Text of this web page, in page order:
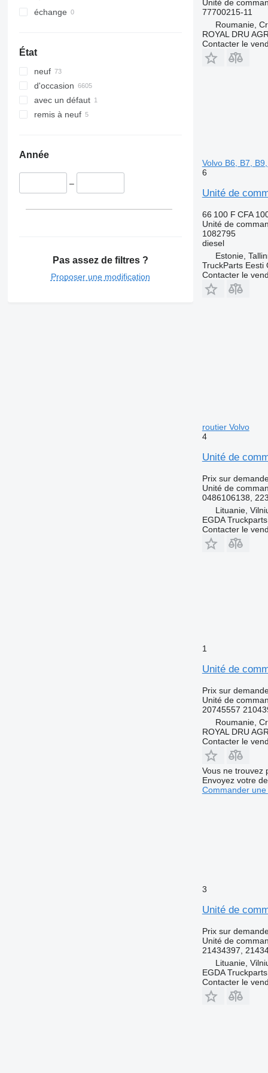
échange
État
neuf
d'occasion
avec un défaut
remis à neuf
Année
–
Pas assez de filtres ?
Proposer une modification
Unité de
77700215-11
Roumanie,
ROYAL DRU
Contacter le
Volvo B6, B7,
6
Unité de
66 100 F CFA
Unité de
1082795
diesel
Estonie,
TruckParts Eesti
Contacter le
routier Volvo
4
Unité de
Prix sur
Unité de
0486106138,
Lituanie,
EGDA Truckparts
Contacter le
1
Unité de
Prix sur
Unité de
20745557
Roumanie,
ROYAL DRU
Contacter le
Vous ne trouvez
Envoyez votre
Commander
3
Unité de
Prix sur
Unité de
21434397,
Lituanie,
EGDA Truckparts
Contacter le